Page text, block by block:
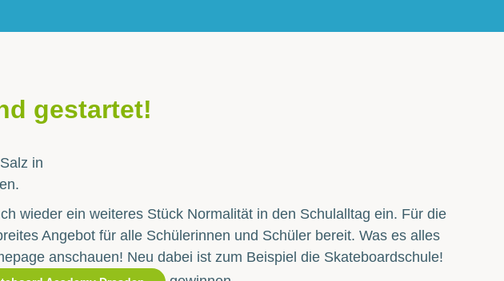
gestartet!
in
wieder ein weiteres Stück Normalität in den Schulalltag ein. Für die
Angebot für alle Schülerinnen und Schüler bereit. Was es alles
anschauen! Neu dabei ist zum Beispiel die Skateboardschule!